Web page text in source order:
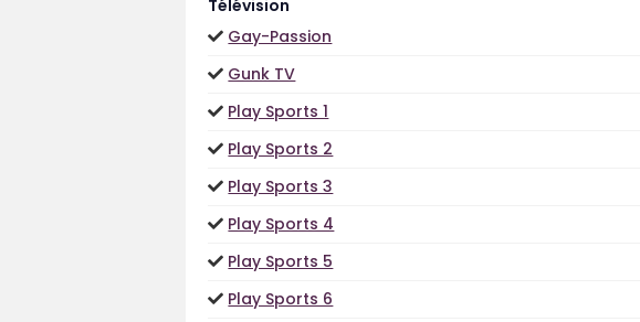
Télévision
Gay-Passion
Gunk TV
Play Sports 1
Play Sports 2
Play Sports 3
Play Sports 4
Play Sports 5
Play Sports 6